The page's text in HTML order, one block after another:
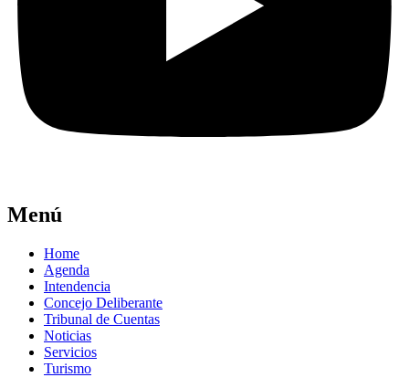
Menú
Home
Agenda
Intendencia
Concejo Deliberante
Tribunal de Cuentas
Noticias
Servicios
Turismo